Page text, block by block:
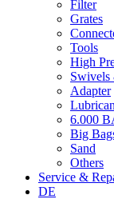
Filter
Grates
Tools
High
Adapter
6.000
Big
Sand
Others
Service &
DE